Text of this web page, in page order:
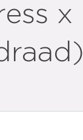
x